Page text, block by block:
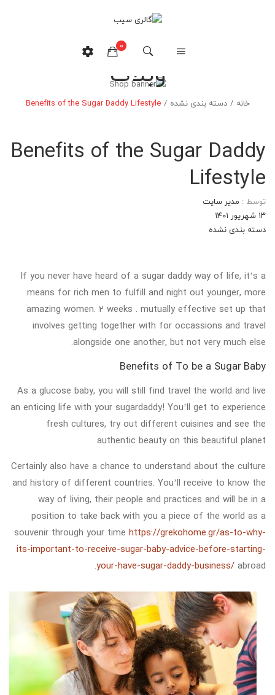
0
هیچ محصولی در سبدخرید نیست.
وبلاگ
خانه / دسته بندی نشده /
Benefits of the Sugar Daddy Lifestyle
Benefits of the Sugar Daddy
Lifestyle
توسط : مدیر سایت
۱۳ شهریور ۱۴۰۱
دسته بندی نشده
If you never have heard of a sugar daddy way of life, it’s a
means for rich men to fulfill and night out younger, more
amazing women. 2 weeks . mutually effective set up that
involves getting together with for occassions and travel
alongside one another, but not very much else.
Benefits of To be a Sugar Baby
As a glucose baby, you will still find travel the world and live
an enticing life with your sugardaddy! You’ll get to experience
fresh cultures, try out different cuisines and see the
authentic beauty on this beautiful planet.
Certainly also have a chance to understand about the culture
and history of different countries. You’ll receive to know the
way of living, their people and practices and will be in a
position to take back with you a piece of the world as a
souvenir through your time https://grekohome.gr/as-to-why-
its-important-to-receive-sugar-baby-advice-before-starting-
your-have-sugar-daddy-business/abroad.